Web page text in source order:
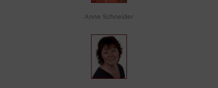
Anne Schneider